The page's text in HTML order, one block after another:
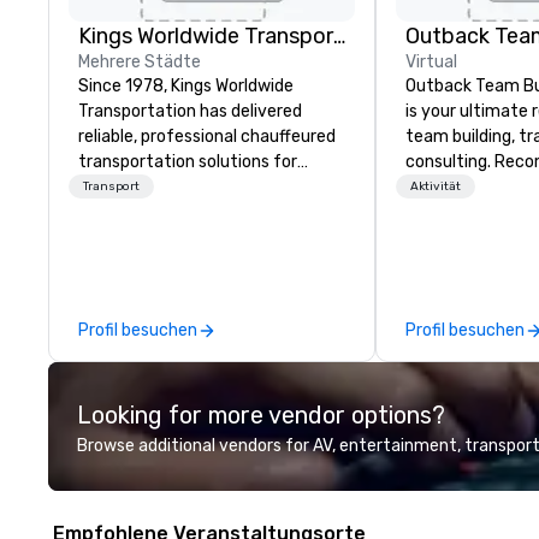
Kings Worldwide Transportation
Mehrere Städte
Since 1978, Kings Worldwide
Transportation has delivered
reliable, professional chauffeured
transportation solutions for
corporate travelers and meetings
vetted international partner
network. We are committed to
delivering high-quality ground
transportation that meets the
standards of today’s corporate
travel and meetings programs—
prioritizing safety, punctuality,
Transport
Profil besuchen
Outback
Virtual
Outback Team
is your ultimate
team building,
consulting.
over 30,000+
Aktivität
Profil besuchen
Looking for more vendor options?
Browse additional vendors for AV, entertainment,
Empfohlene Veranstaltungsorte